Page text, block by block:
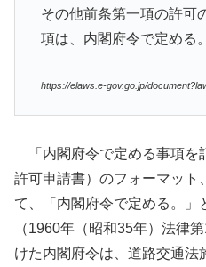
その他前条第一項の許可
項は、内閣府令で定める。
https://elaws.e-gov.go.jp/
「内閣府令で定める事項を
許可申請書）のフォーマット
て、「内閣府令で定める。」
（1960年（昭和35年）法律
けた内閣府令は、道路交通